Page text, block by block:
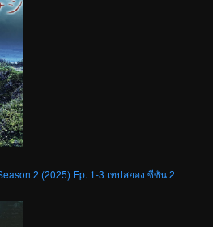
2 (2025) Ep. 1-3 เทปสยอง ซีซัน 2